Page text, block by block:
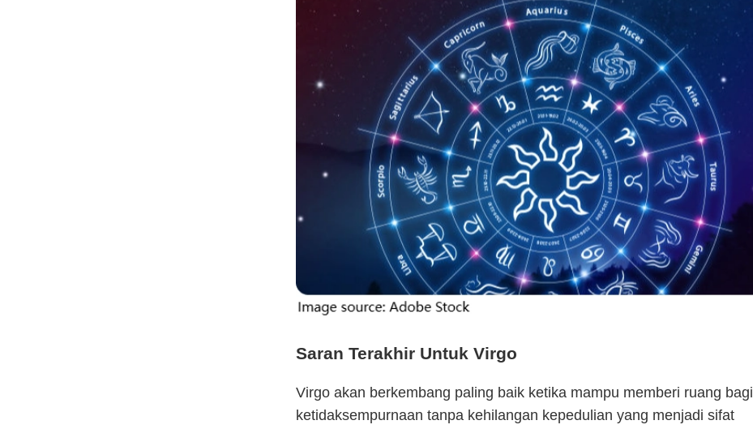
Saran Terakhir Untuk Virgo
Virgo akan berkembang paling baik ketika mampu memberi ruang bagi
ketidaksempurnaan tanpa kehilangan kepedulian yang menjadi sifat